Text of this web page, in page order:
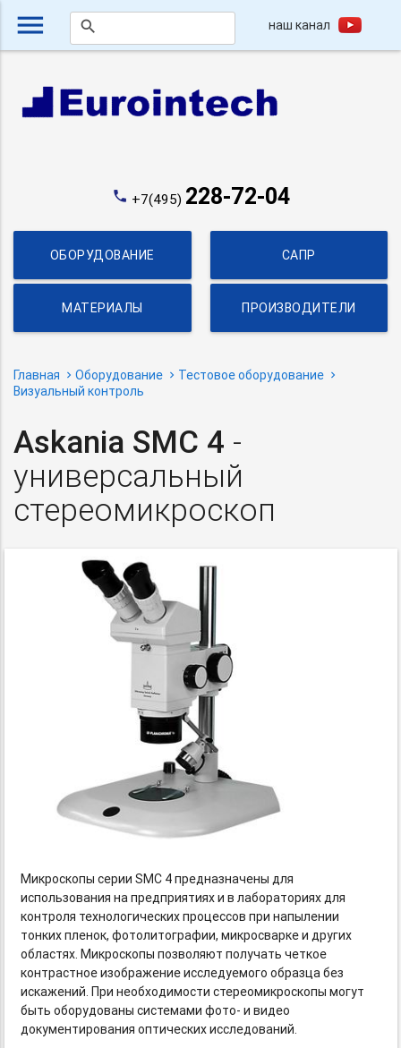
menu search наш канал
phone +7(495) 228-72-04
ОБОРУДОВАНИЕ САПР
МАТЕРИАЛЫ ПРОИЗВОДИТЕЛИ
Главная Оборудование
Тестовое оборудование
Визуальный контроль
Askania SMC 4 -
универсальный
стереомикроскоп
Микроскопы серии SMC 4 предназначены для
использования на предприятиях и в лабораториях для
контроля технологических процессов при напылении
тонких пленок, фотолитографии, микросварке и других
областях. Микроскопы позволяют получать четкое
контрастное изображение исследуемого образца без
искажений. При необходимости стереомикроскопы могут
быть оборудованы системами фото- и видео
документирования оптических исследований.